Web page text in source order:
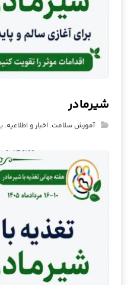
شیرمادر
آموزش سلامت, اخبار و اطلاعیه,